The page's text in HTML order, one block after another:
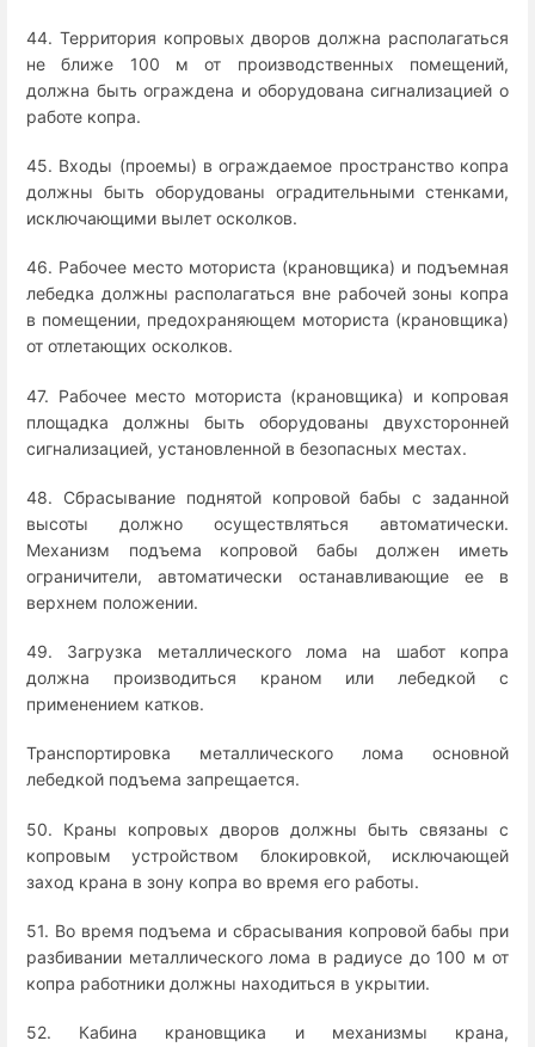
44. Территория копровых дворов должна располагаться
не ближе 100 м от производственных помещений,
должна быть ограждена и оборудована сигнализацией о
работе копра.
45. Входы (проемы) в ограждаемое пространство копра
должны быть оборудованы оградительными стенками,
исключающими вылет осколков.
46. Рабочее место моториста (крановщика) и подъемная
лебедка должны располагаться вне рабочей зоны копра
в помещении, предохраняющем моториста (крановщика)
от отлетающих осколков.
47. Рабочее место моториста (крановщика) и копровая
площадка должны быть оборудованы двухсторонней
сигнализацией, установленной в безопасных местах.
48. Сбрасывание поднятой копровой бабы с заданной
высоты должно осуществляться автоматически.
Механизм подъема копровой бабы должен иметь
ограничители, автоматически останавливающие ее в
верхнем положении.
49. Загрузка металлического лома на шабот копра
должна производиться краном или лебедкой с
применением катков.
Транспортировка металлического лома основной
лебедкой подъема запрещается.
50. Краны копровых дворов должны быть связаны с
копровым устройством блокировкой, исключающей
заход крана в зону копра во время его работы.
51. Во время подъема и сбрасывания копровой бабы при
разбивании металлического лома в радиусе до 100 м от
копра работники должны находиться в укрытии.
52. Кабина крановщика и механизмы крана,